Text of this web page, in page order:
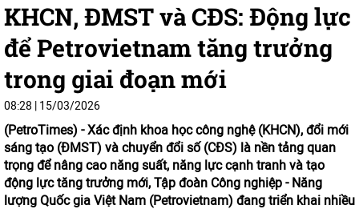
KHCN, ĐMST và CĐS: Động lực
để Petrovietnam tăng trưởng
trong giai đoạn mới
08:28 | 15/03/2026
(PetroTimes) -Xác định khoa học công nghệ (KHCN), đổi mới
sáng tạo (ĐMST) và chuyển đổi số (CĐS) là nền tảng quan
trọng để nâng cao năng suất, năng lực cạnh tranh và tạo
động lực tăng trưởng mới, Tập đoàn Công nghiệp - Năng
lượng Quốc gia Việt Nam (Petrovietnam) đang triển khai nhiều